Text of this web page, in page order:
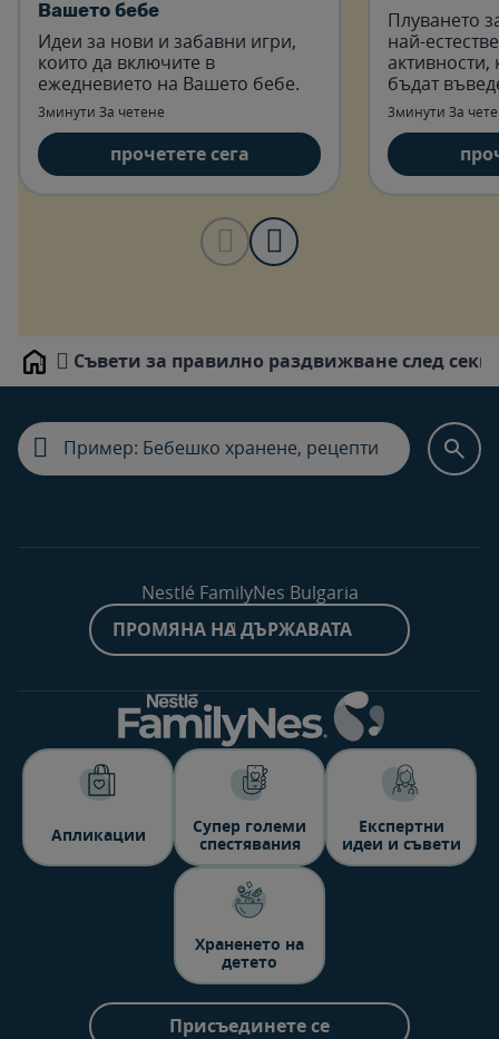
Вашето бебе
Идеи за нови и забавни игри,
които да включите в
ежедневието на Вашето бебе.
3минути За четене
прочетете сега
Плуването
най-
активности,
бъдат
месеци от
3минути За
Home Съвети за правилно раздвижване след
Nestlé FamilyNes Bulgaria
ПРОМЯНА НА ДЪРЖАВАТА
Aпликации
Супер големи
спестявания
Експертни
идеи и съвети
Храненето на
детето
Присъединете се